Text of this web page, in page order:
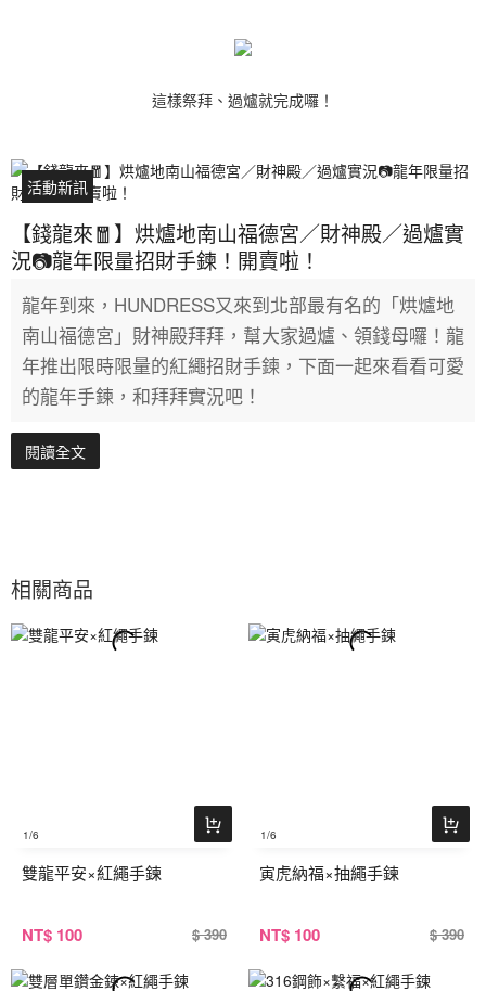
這樣祭拜、過爐就完成囉！
活動新訊
【錢龍來🧧】烘爐地南山福德宮／財神殿／過爐實
況📷龍年限量招財手鍊！開賣啦！
龍年到來，HUNDRESS又來到北部最有名的「烘爐地
南山福德宮」財神殿拜拜，幫大家過爐、領錢母囉！龍
年推出限時限量的紅繩招財手鍊，下面一起來看看可愛
的龍年手鍊，和拜拜實況吧！
閱讀全文
相關商品
1/6
雙龍平安×紅繩手鍊
NT$ 100 $ 390
1/6
寅虎納福×抽繩手鍊
NT$ 100 $ 390